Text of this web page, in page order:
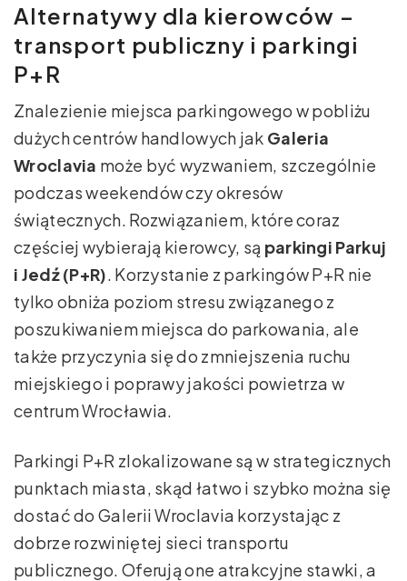
Alternatywy dla kierowców –
transport publiczny i parkingi
P+R
Znalezienie miejsca parkingowego w pobliżu
dużych centrów handlowych jak Galeria
Wroclavia może być wyzwaniem, szczególnie
podczas weekendów czy okresów
świątecznych. Rozwiązaniem, które coraz
częściej wybierają kierowcy, są parkingi Parkuj
i Jedź (P+R). Korzystanie z parkingów P+R nie
tylko obniża poziom stresu związanego z
poszukiwaniem miejsca do parkowania, ale
także przyczynia się do zmniejszenia ruchu
miejskiego i poprawy jakości powietrza w
centrum Wrocławia.
Parkingi P+R zlokalizowane są w strategicznych
punktach miasta, skąd łatwo i szybko można się
dostać do Galerii Wroclavia korzystając z
dobrze rozwiniętej sieci transportu
publicznego. Oferują one atrakcyjne stawki, a